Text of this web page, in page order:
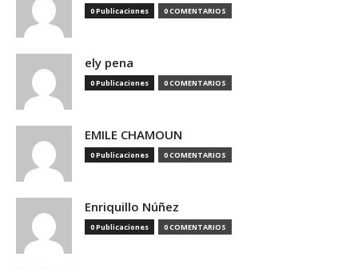
0 Publicaciones 0 COMENTARIOS
ely pena
0 Publicaciones 0 COMENTARIOS
EMILE CHAMOUN
0 Publicaciones 0 COMENTARIOS
Enriquillo Núñez
0 Publicaciones 0 COMENTARIOS